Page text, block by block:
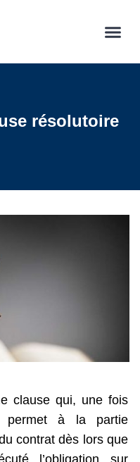
résolutoire
clause qui, une fois
permet à la partie
contrat dès lors que
l’obligation sur